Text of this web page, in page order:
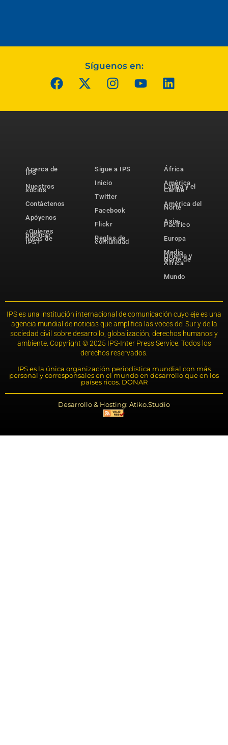
Síguenos en:
Acerca de
IPS
Nuestros
socios
Contáctenos
Apóyenos
¿Quieres
publicar
notas de
IPS?
Sigue a IPS
Inicio
Twitter
Facebook
Flickr
Reglas de
comunidad
África
América
Latina y el
Caribe
América del
Norte
Asia-
Pacífico
Europa
Medio
Oriente y
Norte de
África
Mundo
IPS es una institución internacional de comunicación cuyo eje es una
agencia mundial de noticias que amplifica las voces del Sur y de la
sociedad civil sobre desarrollo, globalización, derechos humanos y
ambiente. Copyright © 2025 IPS-Inter Press Service. Todos los
derechos reservados.
IPS es la única organización periodística mundial con más
personal y corresponsales en el mundo en desarrollo que en los
países ricos. DONAR
Desarrollo & Hosting: Atiko.Studio